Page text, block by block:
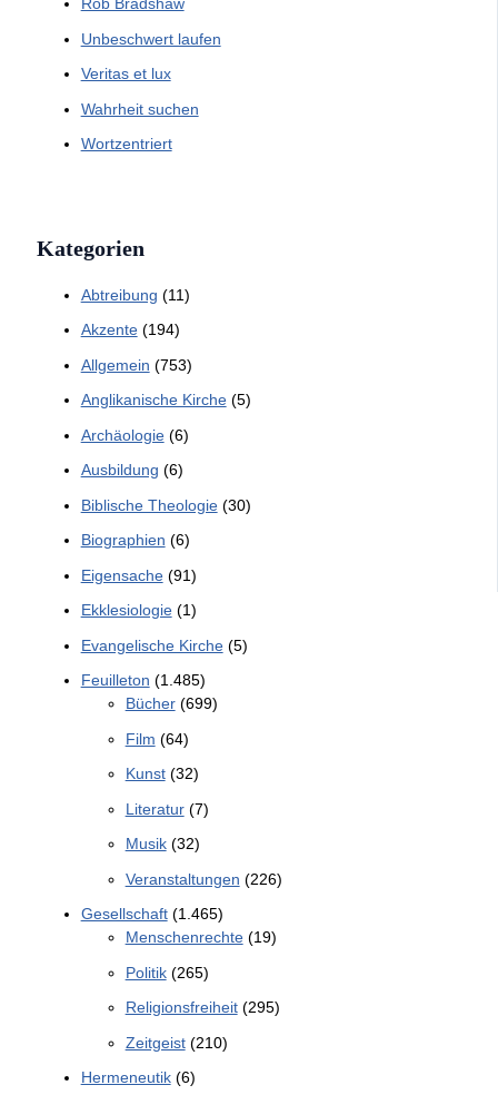
Unbeschwert laufen
Veritas et lux
Wahrheit suchen
Wortzentriert
Kategorien
Abtreibung (11)
Akzente(194)
Allgemein (753)
Anglikanische Kirche(5)
Archäologie(6)
Ausbildung (6)
Biblische Theologie(30)
Biographien (6)
Eigensache(91)
Ekklesiologie(1)
Evangelische Kirche(5)
Feuilleton (1.485)
Bücher(699)
Film (64)
Kunst(32)
Literatur(7)
Musik(32)
Veranstaltungen (226)
Gesellschaft(1.465)
Menschenrechte(19)
Politik(265)
Religionsfreiheit(295)
Zeitgeist(210)
Hermeneutik(6)